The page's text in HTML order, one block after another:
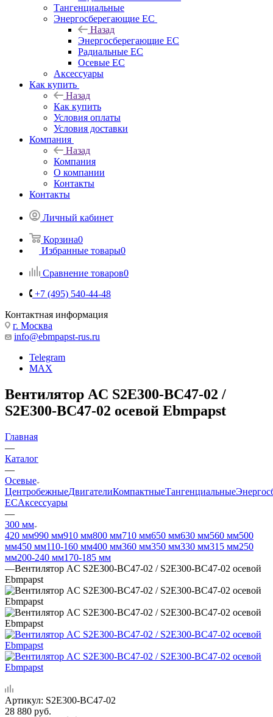
Тангенциальные
Энергосберегающие EC
Назад
Энергосберегающие EC
Радиальные EC
Осевые EC
Аксессуары
Как купить
Назад
Как купить
Условия оплаты
Условия доставки
Компания
Назад
Компания
О компании
Контакты
Контакты
Личный кабинет
Корзина0
Избранные товары0
Сравнение товаров0
+7 (495) 540-44-48
Контактная информация
г. Москва
info@ebmpapst-rus.ru
Telegram
MAX
Вентилятор AC S2E300-BC47-02 /
S2E300-BC47-02 осевой Ebmpapst
Главная
—
Каталог
—
Осевые
ЦентробежныеДвигателиКомпактныеТангенциальные
ECАксессуары
—
300 мм
420 мм990 мм910 мм800 мм710 мм650 мм630 мм560 мм500
мм450 мм110-160 мм400 мм360 мм350 мм330 мм315 мм250
мм200-240 мм170-185 мм
—Вентилятор AC S2E300-BC47-02 / S2E300-BC47-02 осевой
Ebmpapst
Артикул: S2E300-BC47-02
28 880 руб.